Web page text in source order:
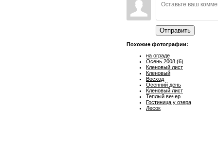
Отправить
Похожие фотографии:
на ограде
Осень 2008 (6)
Кленовый лист
Кленовый
Восход
Осенний день
Кленовый лист
Теплый вечер
Гостиница у озера
Лесок